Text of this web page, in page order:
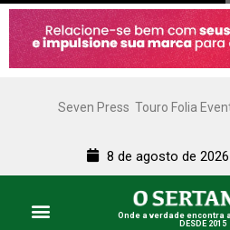
Seven Press Touro Folia
8 de agosto de 2026
Onde a verdade encontra
DESDE 2015